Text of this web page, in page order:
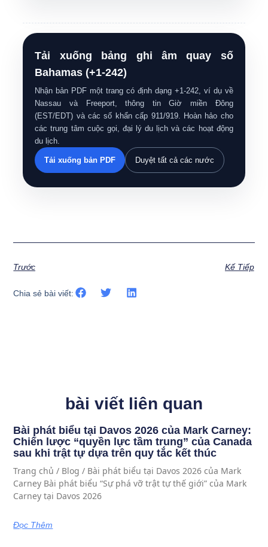
Tải xuống bảng ghi âm quay số
Bahamas (+1-242)
Nhận bản PDF một trang có định dạng +1-242, ví dụ về
Nassau và Freeport, thông tin Giờ miền Đông
(EST/EDT) và các số khẩn cấp 911/919. Hoàn hảo cho
các trung tâm cuộc gọi, đại lý du lịch và các hoạt động
du lịch.
Tải xuống bản PDF Duyệt tất cả các nước
Trước Kế Tiếp
Chia sẻ bài viết:
bài viết liên quan
Bài phát biểu tại Davos 2026 của Mark Carney:
Chiến lược “quyền lực tầm trung” của Canada
sau khi trật tự dựa trên quy tắc kết thúc
Trang chủ / Blog / Bài phát biểu tại Davos 2026 của Mark
Carney Bài phát biểu “Sự phá vỡ trật tự thế giới” của Mark
Carney tại Davos 2026
Đọc Thêm